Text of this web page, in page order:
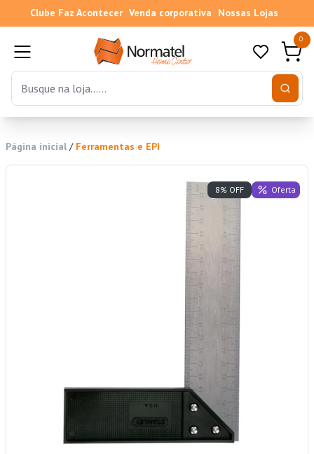
Clube Faz Acontecer Venda corporativa Nossas Lojas
0
Página inicial / Ferramentas e EPI
8% OFF Oferta